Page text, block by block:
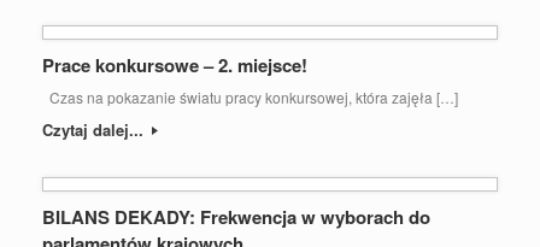
Prace konkursowe – 2. miejsce!
Czas na pokazanie światu pracy konkursowej, która zajęła […]
Czytaj dalej...
BILANS DEKADY: Frekwencja w wyborach do